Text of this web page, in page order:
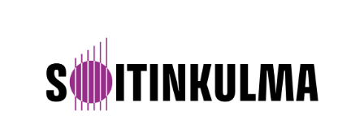
KARAOKE
NUOTIT
navigointiin
sisältöön